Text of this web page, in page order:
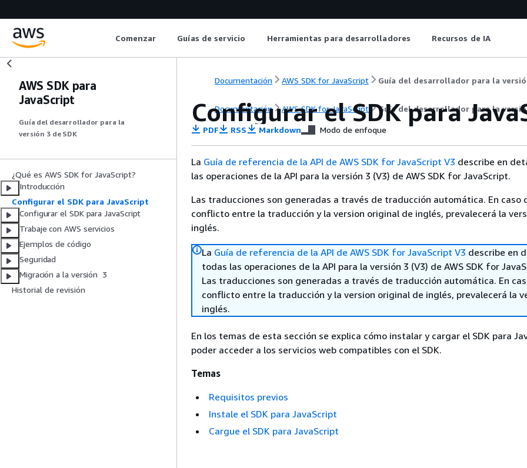
Comenzar Guías de servicio Herramientas para desarrolladores Recursos de IA
AWS SDK para
JavaScript
Guía del desarrollador para la
versión 3 de SDK
¿Qué es AWS SDK for JavaScript?
Introducción
Configurar el SDK para JavaScript
Configurar el SDK para JavaScript
Trabaje con AWS servicios
Ejemplos de código
Seguridad
Migración a la versión 3
Historial de revisión
Documentación AWS SDK for JavaScript Guía del desarrollador para la
Documentación AWS SDK for JavaScript Guía del desarrollador para la
Configurar el SDK para
PDF RSS Markdown Modo de enfoque
La Guía de referencia de la API de AWS SDK for JavaScript V3 describe en
las operaciones de la API para la versión 3 (V3) de AWS SDK for JavaScript.
Las traducciones son generadas a través de traducción automática. En caso
conflicto entre la traducción y la version original de inglés, prevalecerá la
inglés.
La Guía de referencia de la API de AWS SDK for JavaScript V3 describe en
todas las operaciones de la API para la versión 3 (V3) de AWS SDK for
Las traducciones son generadas a través de traducción automática. En
conflicto entre la traducción y la version original de inglés, prevalecerá la
inglés.
En los temas de esta sección se explica cómo instalar y cargar el SDK para
poder acceder a los servicios web compatibles con el SDK.
Temas
Requisitos previos
Instale el SDK para JavaScript
Cargue el SDK para JavaScript